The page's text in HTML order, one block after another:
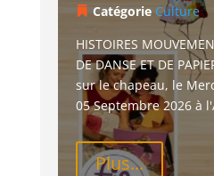
Catégorie Culture
HISTOIRES
DE DANSE ET DE
sur le chapeau, le
05 Septembre 2026 à
Plus...